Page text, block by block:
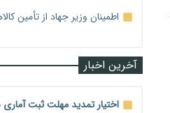
اطمینان وزیر جهاد از تأمین
آخرین اخبار
اختیار تمدید مهلت ثبت آماری